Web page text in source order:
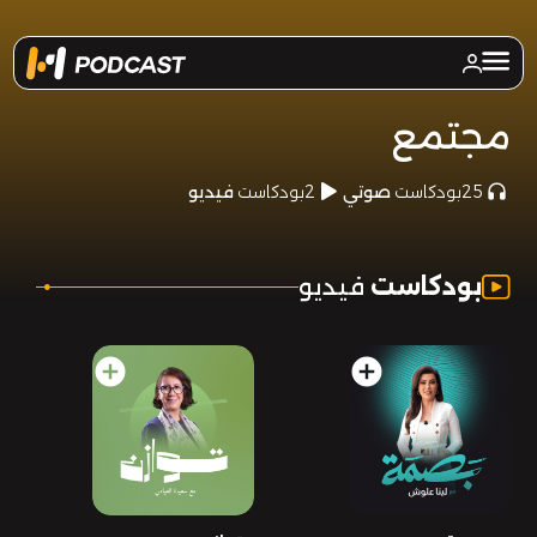
مجتمع
25بودكاست صوتي 2بودكاست فيديو
بودكاست فيديو .
add_circle
add_circle